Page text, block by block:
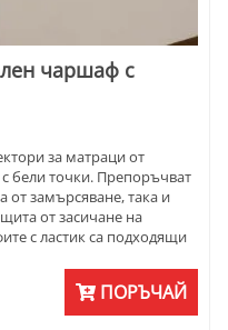
чаршаф с
за матраци от
бели точки. Препоръчват
от замърсяване, така и
от засичане на
с ластик са подходящи
и за комфорт при сън. Не
ПОРЪЧАЙ